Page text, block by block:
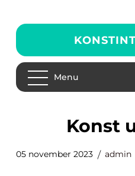
Menu
konst
05 november 2023 admin